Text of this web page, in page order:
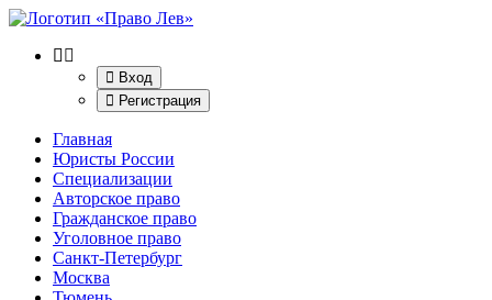
Вход
Регистрация
Главная
Юристы России
Специализации
Авторское право
Гражданское право
Уголовное право
Санкт-Петербург
Москва